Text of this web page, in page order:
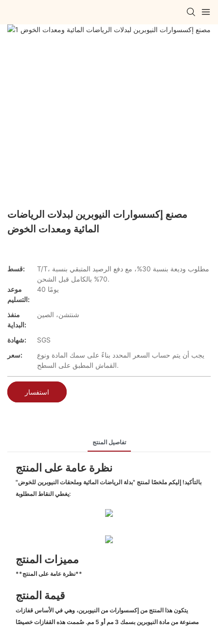
مصنع إكسسوارات النيوبرين لبدلات الرياضات
المائية ومعدات الخوض
قسط:
T/T، مطلوب وديعة بنسبة 30%، مع دفع الرصيد المتبقي بنسبة
70% بالكامل قبل الشحن.
موعد
التسليم:
40 يومًا
منفذ
البداية:
شنتشن، الصين
شهادة:
SGS
سعر:
يجب أن يتم حساب السعر المحدد بناءً على سمك المادة ونوع
القماش المطبق على السطح.
استفسار
تفاصيل المنتج
نظرة عامة على المنتج
بالتأكيد! إليكم ملخصًا لمنتج "بدلة الرياضات المائية وملحقات النيوبرين للخوض"
يغطي النقاط المطلوبة:
مميزات المنتج
**نظرة عامة على المنتج**
قيمة المنتج
يتكون هذا المنتج من إكسسوارات من النيوبرين، وهي في الأساس قفازات
مصنوعة من مادة النيوبرين بسمك 3 مم أو 5 مم. صُممت هذه القفازات خصيصًا